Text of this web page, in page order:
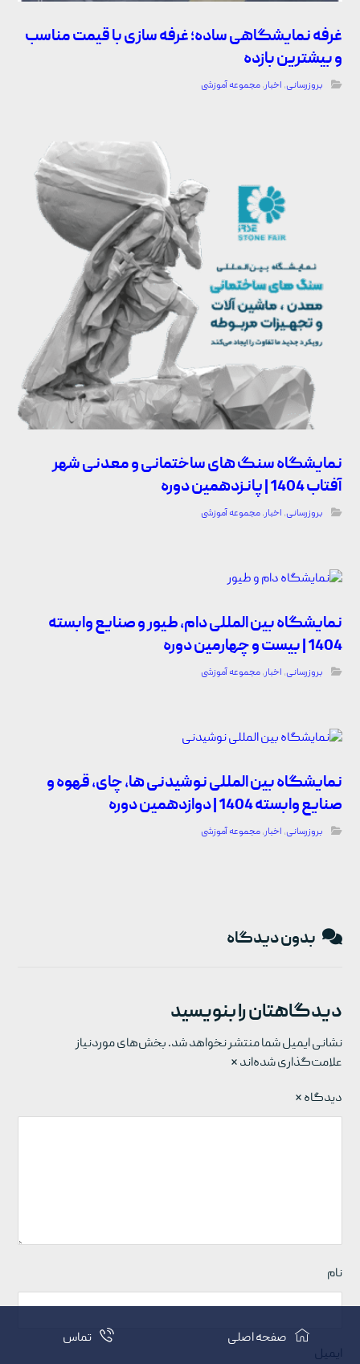
غرفه نمایشگاهی ساده؛ غرفه سازی با قیمت مناسب
و بیشترین بازده
بروزرسانی, اخبار,مجموعه آموزشی
نمایشگاه سنگ های ساختمانی و معدنی شهر
آفتاب 1404 | پانزدهمین دوره
بروزرسانی, اخبار,مجموعه آموزشی
نمایشگاه بین المللی دام، طیور و صنایع وابسته
1404 | بیست و چهارمین دوره
بروزرسانی, اخبار,مجموعه آموزشی
نمایشگاه بین المللی نوشیدنی ها، چای، قهوه و
صنایع وابسته 1404 | دوازدهمین دوره
بروزرسانی, اخبار,مجموعه آموزشی
بدون دیدگاه
دیدگاهتان را بنویسید
نشانی ایمیل شما منتشر نخواهد شد.بخش‌های موردنیاز
علامت‌گذاری شده‌اند*
دیدگاه*
نام
ایمیل
صفحه اصلی تماس